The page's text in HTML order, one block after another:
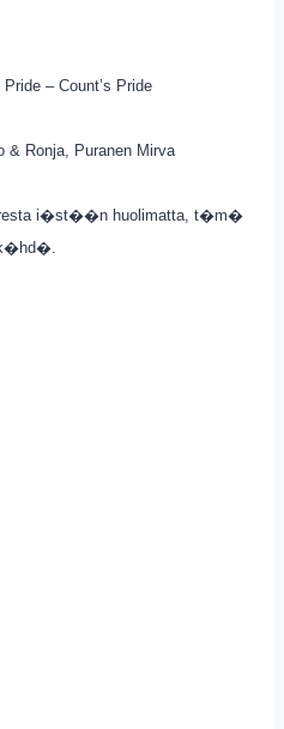
– Count’s Pride
& Ronja, Puranen Mirva
i�st��n huolimatta, t�m�